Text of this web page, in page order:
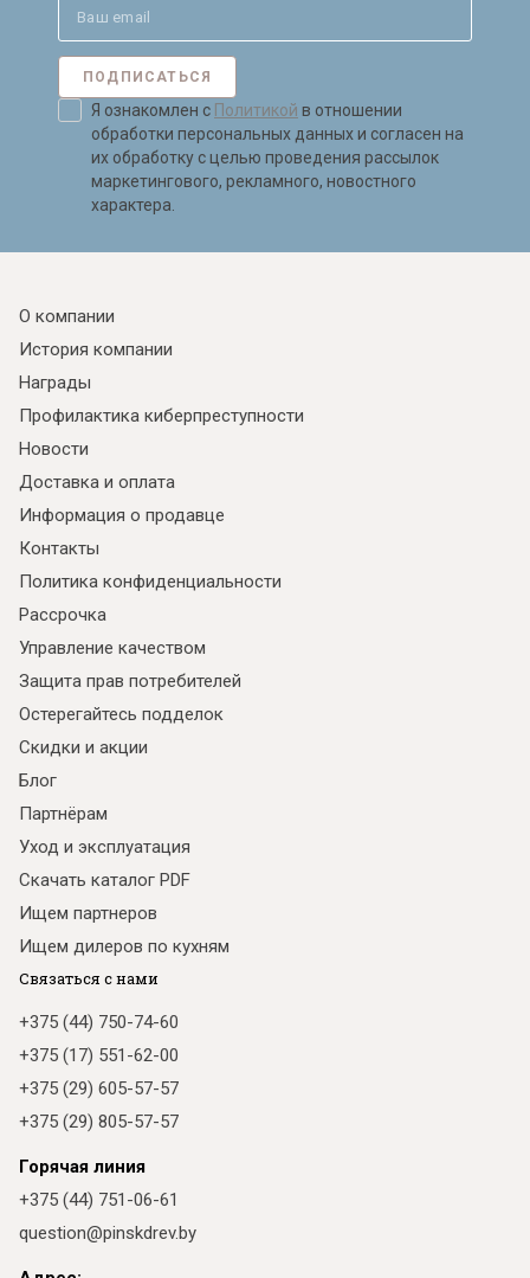
ПОДПИСАТЬСЯ
Я ознакомлен с Политикой в отношении
обработки персональных данных и согласен на
их обработку с целью проведения рассылок
маркетингового, рекламного, новостного
характера.
О компании
История компании
Награды
Профилактика киберпреступности
Новости
Доставка и оплата
Информация о продавце
Контакты
Политика конфиденциальности
Рассрочка
Управление качеством
Защита прав потребителей
Остерегайтесь подделок
Скидки и акции
Блог
Партнёрам
Уход и эксплуатация
Скачать каталог PDF
Ищем партнеров
Ищем дилеров по кухням
Связаться с нами
+375 (44) 750-74-60
+375 (17) 551-62-00
+375 (29) 605-57-57
+375 (29) 805-57-57
Горячая линия
+375 (44) 751-06-61
question@pinskdrev.by